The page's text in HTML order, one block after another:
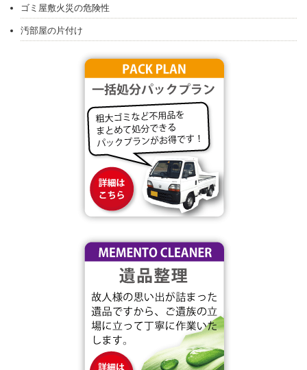
ゴミ屋敷火災の危険性
汚部屋の片付け